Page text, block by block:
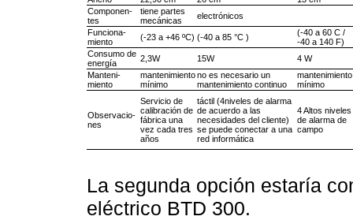
Componen-
tes
tiene partes
mecánicas
electrónicos
Funciona-
miento
(-23 a +46 ºC) (-40 a 85 °C )
(-40 a 60 C /
-40 a 140 F)
Consumo de
energía
2,3W 15W
4 W
Manteni-
miento
mantenimiento
mínimo
no es necesario un
mantenimiento continuo
mantenimiento
mínimo
Observacio-
nes
Servicio de
calibración de
fábrica una
vez cada tres
años
táctil (4niveles de alarma
de acuerdo a las
necesidades del cliente)
se puede conectar a una
red informática
4 Altos niveles
de alarma de
campo
La segunda opción estaría
eléctrico BTD 300.